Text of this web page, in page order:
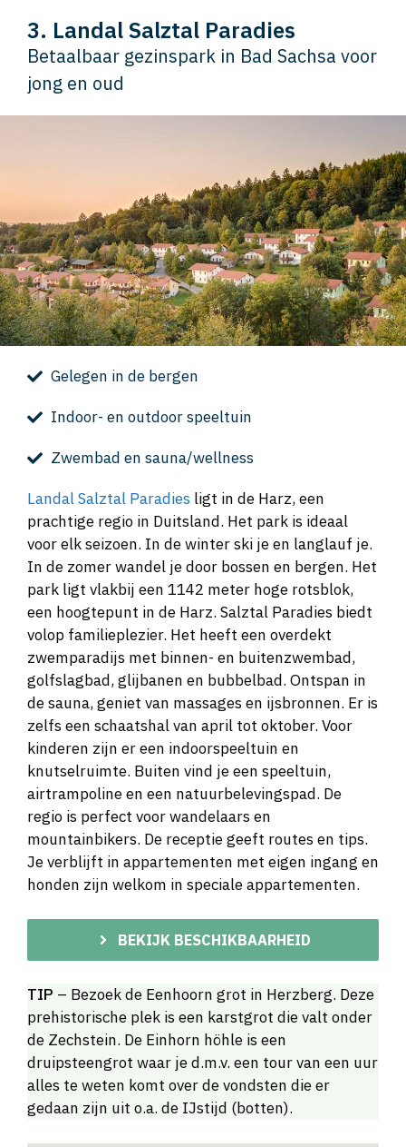
3. Landal Salztal Paradies
Betaalbaar gezinspark in Bad Sachsa voor
jong en oud
Gelegen in de bergen
Indoor- en outdoor speeltuin
Zwembad en sauna/wellness
Landal Salztal Paradies ligt in de Harz, een
prachtige regio in Duitsland. Het park is ideaal
voor elk seizoen. In de winter ski je en langlauf je.
In de zomer wandel je door bossen en bergen. Het
park ligt vlakbij een 1142 meter hoge rotsblok,
een hoogtepunt in de Harz. Salztal Paradies biedt
volop familieplezier. Het heeft een overdekt
zwemparadijs met binnen- en buitenzwembad,
golfslagbad, glijbanen en bubbelbad. Ontspan in
de sauna, geniet van massages en ijsbronnen. Er is
zelfs een schaatshal van april tot oktober. Voor
kinderen zijn er een indoorspeeltuin en
knutselruimte. Buiten vind je een speeltuin,
airtrampoline en een natuurbelevingspad. De
regio is perfect voor wandelaars en
mountainbikers. De receptie geeft routes en tips.
Je verblijft in appartementen met eigen ingang en
honden zijn welkom in speciale appartementen.
BEKIJK BESCHIKBAARHEID
TIP – Bezoek de Eenhoorn grot in Herzberg. Deze
prehistorische plek is een karstgrot die valt onder
de Zechstein. De Einhorn höhle is een
druipsteengrot waar je d.m.v. een tour van een uur
alles te weten komt over de vondsten die er
gedaan zijn uit o.a. de IJstijd (botten).